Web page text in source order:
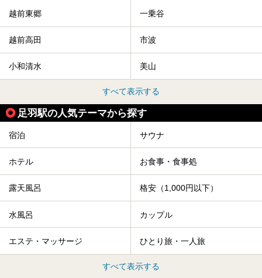
越前東郷 一乗谷
越前高田 市波
小和清水 美山
すべて表示する
足羽駅の人気テーマから探す
宿泊 サウナ
ホテル お食事・食事処
露天風呂 格安（1,000円以下）
水風呂 カップル
エステ・マッサージ ひとり旅・一人旅
すべて表示する